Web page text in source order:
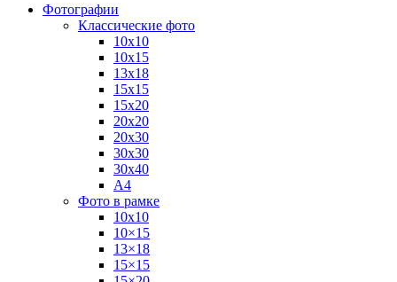
Фотографии
Классические фото
10х10
10х15
13х18
15х15
15х20
20х20
20х30
30х30
30х40
А4
Фото в рамке
10х10
10×15
13×18
15×15